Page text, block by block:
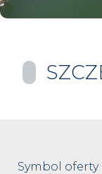
Symbol oferty